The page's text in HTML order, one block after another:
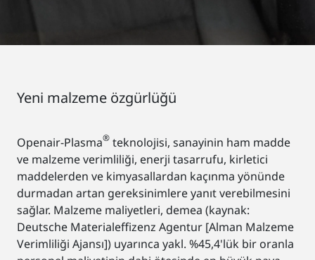
Yeni malzeme özgürlüğü
Openair-Plasma® teknolojisi, sanayinin ham madde
ve malzeme verimliliği, enerji tasarrufu, kirletici
maddelerden ve kimyasallardan kaçınma yönünde
durmadan artan gereksinimlere yanıt verebilmesini
sağlar. Malzeme maliyetleri, demea (kaynak:
Deutsche Materialeffizenz Agentur [Alman Malzeme
Verimliliği Ajansı]) uyarınca yakl. %45,4'lük bir oranla